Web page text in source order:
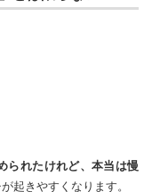
られたけれど、本当は慢
起きやすくなります。